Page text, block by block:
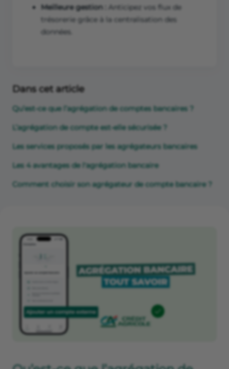
Meilleure gestion :
Anticipez vos flux de
trésorerie grâce à la centralisation des
données.
Dans cet article
Qu’est-ce que l’agrégation de comptes bancaires ?
L’agrégation de compte est-elle sécurisée ?
Les services proposés par les agrégateurs bancaires
Les 4 avantages de l'agrégation bancaire
Comment choisir son agrégateur de compte bancaire ?